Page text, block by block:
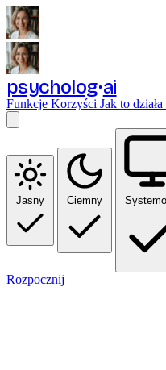
psycholog ai
Funkcje Korzyści Jak to działa
Jasny Ciemny
Rozpocznij